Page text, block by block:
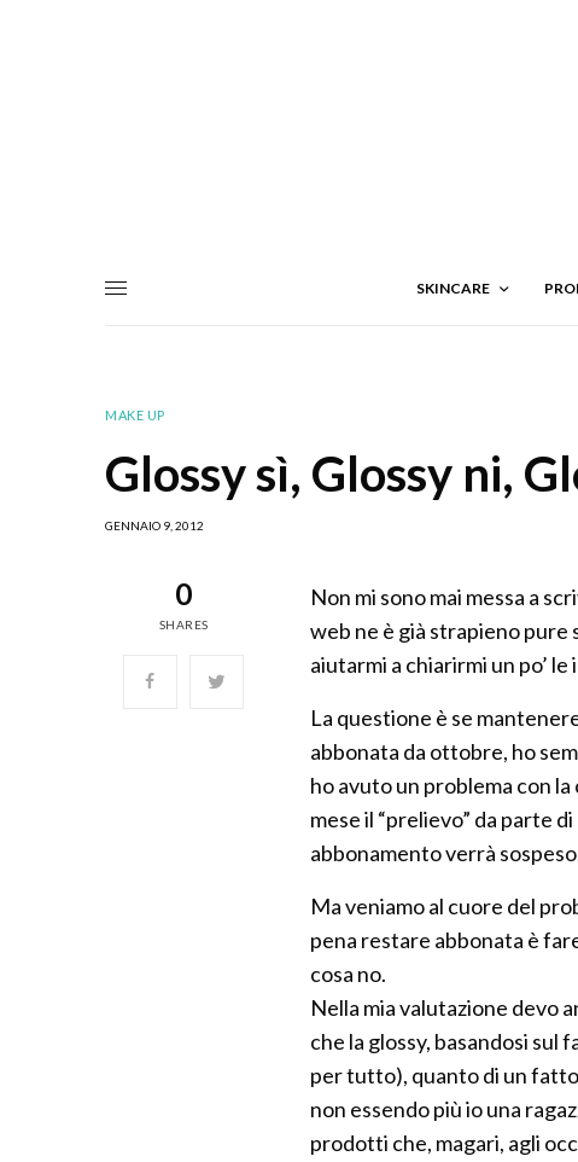
SKINCARE
MAKE UP
Glossy sì, Glossy ni,
GENNAIO 9, 2012
0
SHARES
Non mi sono mai messa a
web ne è già strapieno
aiutarmi a chiarirmi un po’
La questione è se
abbonata da ottobre, ho
ho avuto un problema con
mese il “prelievo” da parte
abbonamento verrà
Ma veniamo al cuore del
pena restare abbonata è
cosa no.
Nella mia valutazione devo
che la glossy, basandosi
per tutto), quanto di un
non essendo più io una
prodotti che, magari, agli